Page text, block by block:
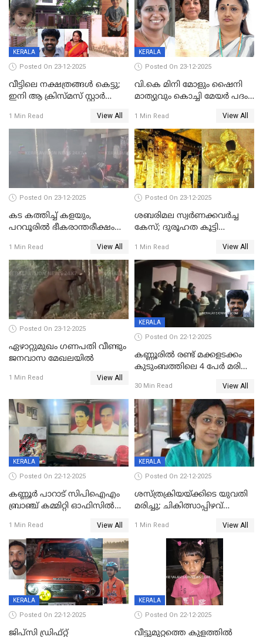
KERALA
Posted On 23-12-2025
വീട്ടിലെ നക്ഷത്രങ്ങൾ കെട്ടു;
ഇനി ആ ക്രിസ്മസ് സ്റ്റാർ
വേണ്ടിയുള്ള
പിടിവലിക്കിടയിൽ
അപ്പൂപ്പനെതിരെ പോക്സോ
കേസ് ഒടുവിൽ 4 ജീവനുകൾ
പൊലിഞ്ഞു
1 Min Read View All
KERALA
Posted On 23-12-2025
വി.കെ മിനി മോളും ഷൈനി
മാത്യുവും കൊച്ചി മേയർ പദം
മേയറാകില്ല
1 Min Read View All
Posted On 23-12-2025
കട കത്തിച്ച് കളയും,
പറവൂരില്‍ ഭീകരാന്തരീക്ഷം
1 Min Read View All
Posted On 23-12-2025
ശബരിമല സ്വര്‍ണക്കവര്‍ച്ച
കേസ്; ദുരൂഹത കൂട്ടി
1 Min Read View All
Posted On 23-12-2025
ഏഴാറ്റുമുഖം ഗണപതി വീണ്ടും
ജനവാസ മേഖലയിൽ
1 Min Read View All
KERALA
Posted On 22-12-2025
കണ്ണൂരിൽ രണ്ട് മക്കളടക്കം
കുടുംബത്തിലെ 4 പേർ മരിച്ച
30 Min Read View All
KERALA
Posted On 22-12-2025
കണ്ണൂർ പാറാട് സിപിഐഎം
ബ്രാഞ്ച് കമ്മിറ്റി ഓഫിസിൽ
ചിത്രങ്ങളടക്കം കത്തിയ
നിലയിൽ
1 Min Read View All
KERALA
Posted On 22-12-2025
ശസ്ത്രക്രിയയ്‌ക്കിടെ യുവതി
മരിച്ചു; ചികിത്സാപ്പിഴവ്
സംഭവം മാവേലിക്കരയിൽ
1 Min Read View All
KERALA
Posted On 22-12-2025
ജിപ്സി ഡ്രിഫ്റ്റ്
KERALA
Posted On 22-12-2025
വീട്ടുമുറ്റത്തെ കുളത്തിൽ